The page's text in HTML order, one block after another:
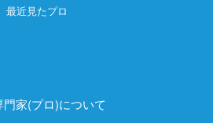
最近見たプロ
門家(プロ)について